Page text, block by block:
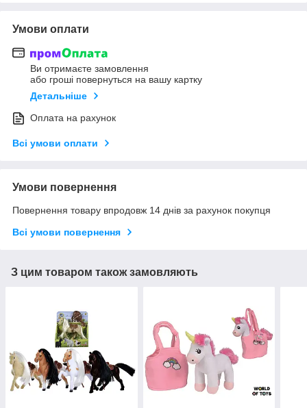
Умови оплати
Ви отримаєте замовлення
або гроші повернуться на вашу картку
Детальніше
Оплата на рахунок
Всі умови оплати
Умови повернення
Повернення товару впродовж 14 днів за рахунок покупця
Всі умови повернення
З цим товаром також замовляють